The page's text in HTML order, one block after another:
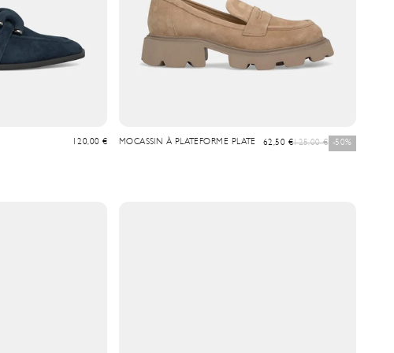
Prix de vente
120,00 € MOCASSIN À PLATEFORME PLATE Prix de vente
62,50 €Prix normal
125,00 € -50%